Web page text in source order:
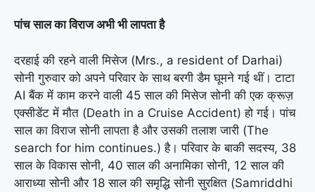
पांच साल का विराज अभी भी लापता है
दरहाई की रहने वाली मिसेज (Mrs., a resident of Darhai)
सोनी गुरुवार को अपने परिवार के साथ बरगी डैम घूमने गई थीं। टाटा
AI बैंक में काम करने वाली 45 साल की मिसेज सोनी की एक क्रूज़
एक्सीडेंट में मौत (Death in a Cruise Accident) हो गई। पांच
साल का विराज सोनी लापता है और उसकी तलाश जारी (The
search for him continues.) है। परिवार के बाकी सदस्य, 38
साल के विकास सोनी, 40 साल की अनामिका सोनी, 12 साल की
आराध्या सोनी और 18 साल की समृद्धि सोनी सुरक्षित (Samriddhi